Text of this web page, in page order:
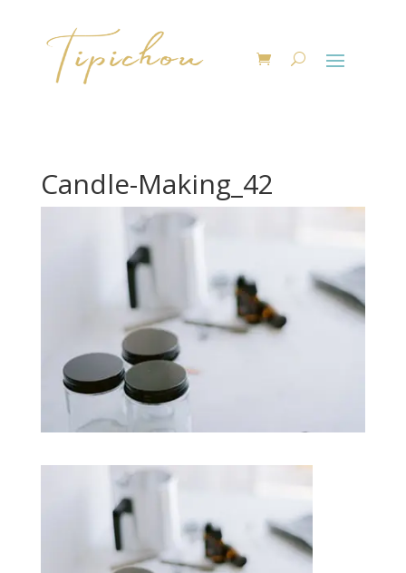
Candle-Making_42